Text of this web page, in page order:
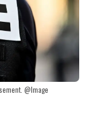
@Image